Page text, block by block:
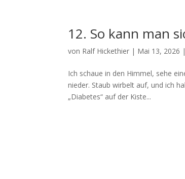
12. So kann man
von Ralf Hickethier | Mai 13, 2026
Ich schaue in den Himmel, sehe
nieder. Staub wirbelt auf, und ich
„Diabetes“ auf der Kiste...